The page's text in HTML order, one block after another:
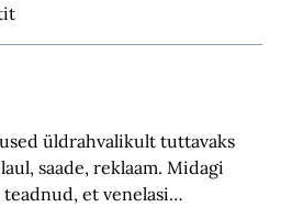
üldrahvalikult tuttavaks
saade, reklaam. Midagi
et venelasi…